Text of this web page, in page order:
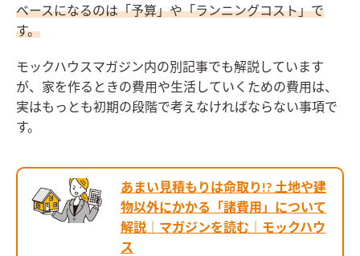
ベースになるのは「予算」や「ランニングコスト」で
す。
モックハウスマガジン内の別記事でも解説しています
が、家を作るときの費用や生活していくための費用は、
実はもっとも初期の段階で考えなければならない事項で
す。
あまい見積もりは命取り!? 土地や建
物以外にかかる「諸費用」について
解説｜マガジンを読む｜モックハウ
ス